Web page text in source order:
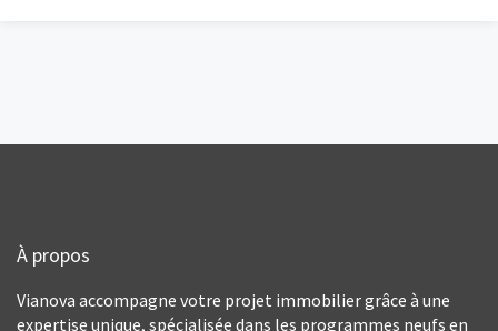
À propos
Vianova accompagne votre projet immobilier grâce à une
expertise unique, spécialisée dans les programmes neufs en